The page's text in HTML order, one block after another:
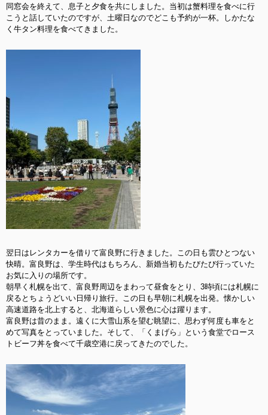
同窓会を終えて、息子と夕食を共にしました。当初は蟹料理を食べに行
こうと話していたのですが、土曜日なのでどこも予約が一杯。しかたな
く牛タン料理を食べてきました。
翌日はレンタカーを借りて富良野に行きました。この日も雲ひとつない
快晴。富良野は、学生時代はもちろん、新婚当初もたびたび行っていた
お気に入りの場所です。
朝早く札幌を出て、富良野周辺をまわって昼食をとり、3時頃には札幌に
戻るとちょうどいい日帰り旅行。この日も早朝に札幌を出発。懐かしい
高速道路を北上すると、北海道らしい景色に心は躍ります。
富良野は昔のまま。遠くに大雪山系を望む眺望に、思わず何度も車をと
めて写真をとっていました。そして、「くまげら」という食堂でロース
トビーフ丼を食べて千歳空港に戻ってきたのでした。